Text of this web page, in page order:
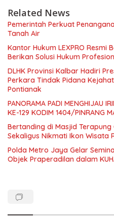
Related News
Pemerintah Perkuat
Tanah Air
Kantor Hukum LEXPRO Resmi
Berikan Solusi Hukum
DLHK Provinsi Kalbar Hadiri
Perkara Tindak Pidana
Pontianak
PANORAMA PADI MENGHIJAU
KE-129 KODIM 1404/PINRANG
Bertanding di Masjid Terapung
Sekaligus Nikmati Ikon Wisata
Polda Metro Jaya Gelar
Objek Praperadilan dalam